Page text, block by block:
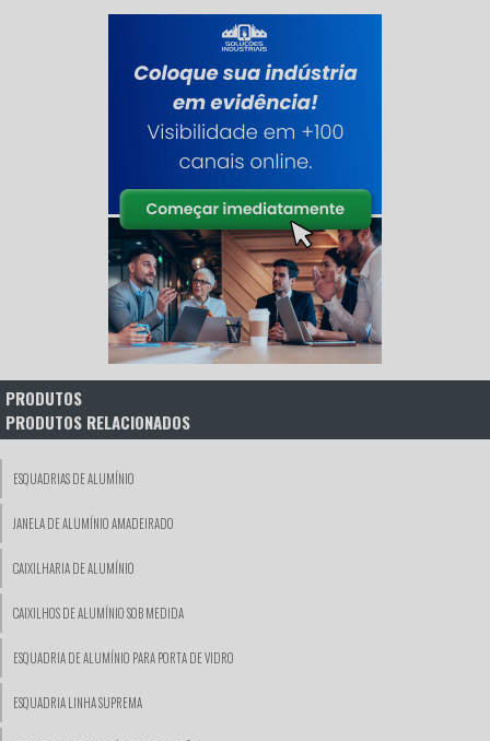
PRODUTOS
PRODUTOS RELACIONADOS
ESQUADRIAS DE ALUMÍNIO
JANELA DE ALUMÍNIO AMADEIRADO
CAIXILHARIA DE ALUMÍNIO
CAIXILHOS DE ALUMÍNIO SOB MEDIDA
ESQUADRIA DE ALUMÍNIO PARA PORTA DE VIDRO
ESQUADRIA LINHA SUPREMA